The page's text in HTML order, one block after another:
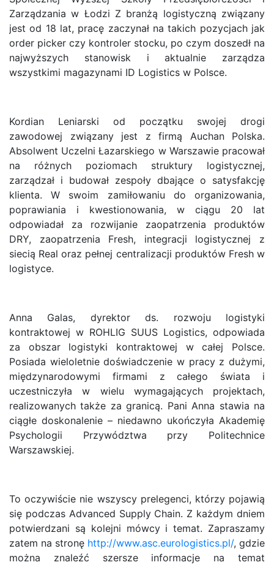
Zarządzania w Łodzi Z branżą logistyczną związany
jest od 18 lat, pracę zaczynał na takich pozycjach jak
order picker czy kontroler stocku, po czym doszedł na
najwyższych stanowisk i aktualnie zarządza
wszystkimi magazynami ID Logistics w Polsce.
Kordian Leniarski od początku swojej drogi
zawodowej związany jest z firmą Auchan Polska.
Absolwent Uczelni Łazarskiego w Warszawie pracował
na różnych poziomach struktury logistycznej,
zarządzał i budował zespoły dbające o satysfakcję
klienta. W swoim zamiłowaniu do organizowania,
poprawiania i kwestionowania, w ciągu 20 lat
odpowiadał za rozwijanie zaopatrzenia produktów
DRY, zaopatrzenia Fresh, integracji logistycznej z
siecią Real oraz pełnej centralizacji produktów Fresh w
logistyce.
Anna Galas, dyrektor ds. rozwoju logistyki
kontraktowej w ROHLIG SUUS Logistics, odpowiada
za obszar logistyki kontraktowej w całej Polsce.
Posiada wieloletnie doświadczenie w pracy z dużymi,
międzynarodowymi firmami z całego świata i
uczestniczyła w wielu wymagających projektach,
realizowanych także za granicą. Pani Anna stawia na
ciągłe doskonalenie – niedawno ukończyła Akademię
Psychologii Przywództwa przy Politechnice
Warszawskiej.
To oczywiście nie wszyscy prelegenci, którzy pojawią
się podczas Advanced Supply Chain. Z każdym dniem
potwierdzani są kolejni mówcy i temat. Zapraszamy
zatem na stronę http://www.asc.eurologistics.pl/, gdzie
można znaleźć szersze informacje na temat